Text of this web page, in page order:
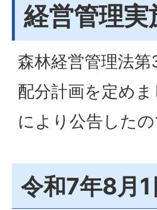
経営管理
森林経営管理法
配分計画を定め
により公告した
令和7年8月